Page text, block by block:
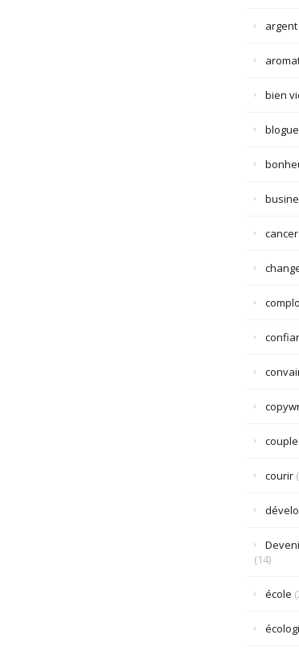
argent
bien
cancer
couple
courir
(14)
école